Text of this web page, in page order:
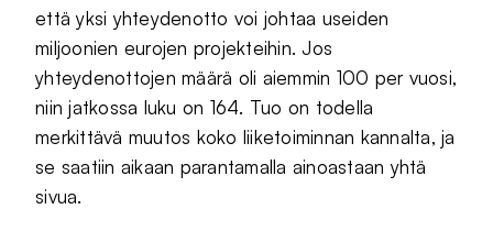
että yksi yhteydenotto voi johtaa useiden
miljoonien eurojen projekteihin. Jos
yhteydenottojen määrä oli aiemmin 100 per vuosi,
niin jatkossa luku on 164. Tuo on todella
merkittävä muutos koko liiketoiminnan kannalta, ja
se saatiin aikaan parantamalla ainoastaan yhtä
sivua.